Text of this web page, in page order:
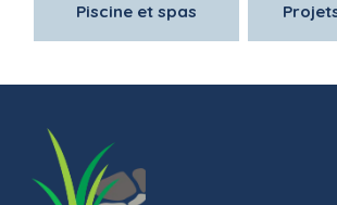
Piscine et spas